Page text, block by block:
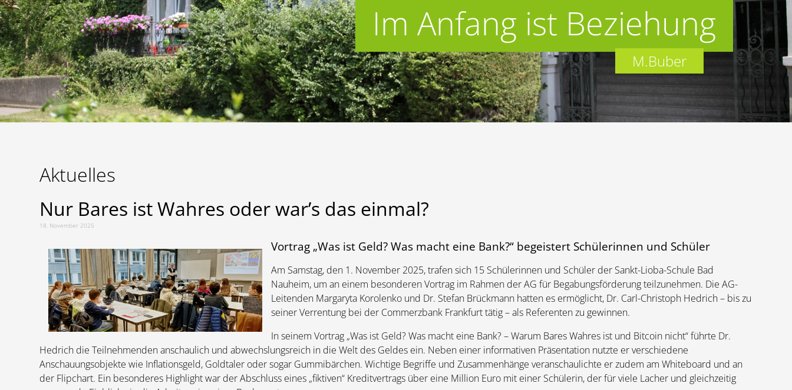
Im Anfang ist Beziehung
M.Buber
Aktuelles
Nur Bares ist Wahres oder war’s das einmal?
18. November 2025
Vortrag „Was ist Geld? Was macht eine Bank?“ begeistert Schülerinnen und Schüler
Am Samstag, den 1. November 2025, trafen sich 15 Schülerinnen und Schüler der Sankt-Lioba-Schule Bad
Nauheim, um an einem besonderen Vortrag im Rahmen der AG für Begabungsförderung teilzunehmen. Die AG-
Leitenden Margaryta Korolenko und Dr. Stefan Brückmann hatten es ermöglicht, Dr. Carl-Christoph Hedrich – bis zu
seiner Verrentung bei der Commerzbank Frankfurt tätig – als Referenten zu gewinnen.
In seinem Vortrag „Was ist Geld? Was macht eine Bank? – Warum Bares Wahres ist und Bitcoin nicht“ führte Dr.
Hedrich die Teilnehmenden anschaulich und abwechslungsreich in die Welt des Geldes ein. Neben einer informativen Präsentation nutzte er verschiedene
Anschauungsobjekte wie Inflationsgeld, Goldtaler oder sogar Gummibärchen. Wichtige Begriffe und Zusammenhänge veranschaulichte er zudem am Whiteboard und an
der Flipchart. Ein besonderes Highlight war der Abschluss eines „fiktiven“ Kreditvertrags über eine Million Euro mit einer Schülerin, der für viele Lacher und gleichzeitig